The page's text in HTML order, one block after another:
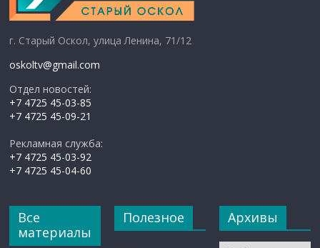
г. Старый Оскол, улица Ленина, 71/12
oskoltv@gmail.com
Отдел новостей:
+7 4725 45-03-85
+7 4725 45-09-21
Рекламная служба:
+7 4725 45-03-92
+7 4725 45-04-60
Все
материалы
Полезное Архивы